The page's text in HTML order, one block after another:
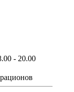
- 20.00